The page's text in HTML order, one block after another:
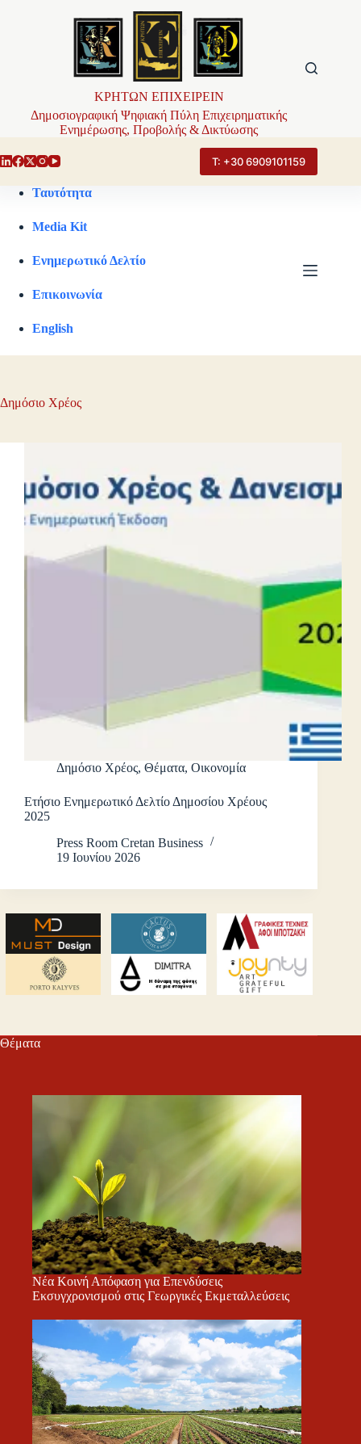
ΚΡΗΤΩΝ ΕΠΙΧΕΙΡΕΙΝ
Δημοσιογραφική Ψηφιακή Πύλη Επιχειρηματικής
Ενημέρωσης, Προβολής & Δικτύωσης
Τ: +30 6909101159
Ταυτότητα
Media Kit
Ενημερωτικό Δελτίο
Επικοινωνία
English
Δημόσιο Χρέος
Δημόσιο Χρέος, Θέματα, Οικονομία
Ετήσιο Ενημερωτικό Δελτίο Δημοσίου Χρέους
2025
Press Room Cretan Business
19 Ιουνίου 2026
Θέματα
Νέα Κοινή Απόφαση για Επενδύσεις
Εκσυγχρονισμού στις Γεωργικές Εκμεταλλεύσεις